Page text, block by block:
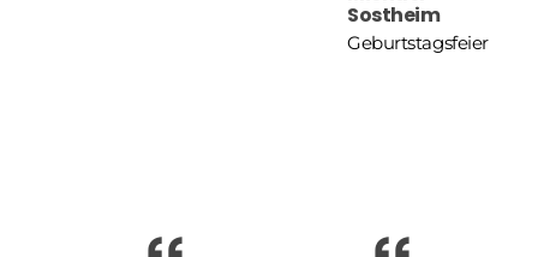
Sostheim
Geburtstagsfeier